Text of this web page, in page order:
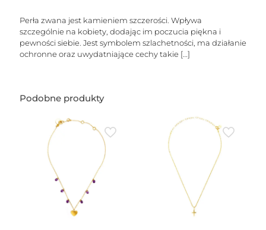
Perła zwana jest kamieniem szczerości. Wpływa
szczególnie na kobiety, dodając im poczucia piękna i
pewności siebie. Jest symbolem szlachetności, ma działanie
ochronne oraz uwydatniające cechy takie […]
Podobne produkty